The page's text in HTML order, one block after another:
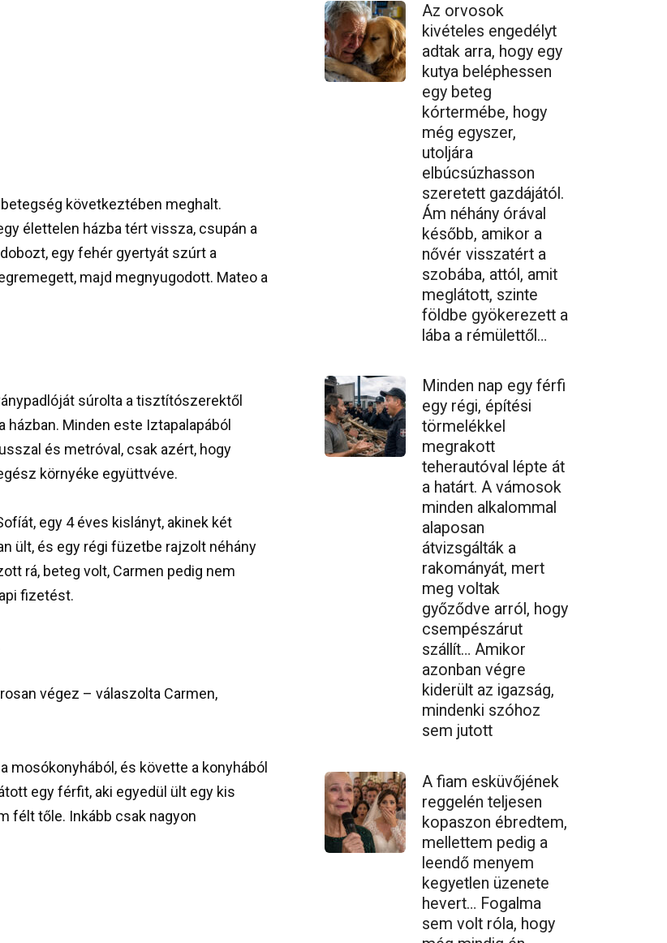
következtében meghalt.
élettelen házba tért vissza, csupán a
egy fehér gyertyát szúrt a
majd megnyugodott. Mateo a
súrolta a tisztítószerektől
Minden este Iztapalapából
és metróval, csak azért, hogy
környéke együttvéve.
egy 4 éves kislányt, akinek két
ült, és egy régi füzetbe rajzolt néhány
rá, beteg volt, Carmen pedig nem
fizetést.
végez – válaszolta Carmen,
mosókonyhából, és követte a konyhából
egy férfit, aki egyedül ült egy kis
félt tőle. Inkább csak nagyon
Az orvosok
kivételes engedélyt
adtak arra, hogy egy
kutya beléphessen
egy beteg
kórtermébe, hogy
még egyszer,
utoljára
elbúcsúzhasson
szeretett gazdájától.
Ám néhány órával
később, amikor a
nővér visszatért a
szobába, attól, amit
meglátott, szinte
földbe gyökerezett a
lába a rémülettől…
Minden nap egy férfi
egy régi, építési
törmelékkel
megrakott
teherautóval lépte át
a határt. A vámosok
minden alkalommal
alaposan
átvizsgálták a
rakományát, mert
meg voltak
győződve arról, hogy
csempészárut
szállít… Amikor
azonban végre
kiderült az igazság,
mindenki szóhoz
sem jutott
A fiam esküvőjének
reggelén teljesen
kopaszon ébredtem,
mellettem pedig a
leendő menyem
kegyetlen üzenete
hevert… Fogalma
sem volt róla, hogy